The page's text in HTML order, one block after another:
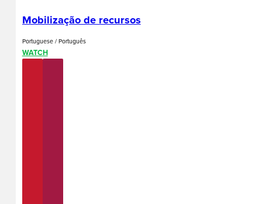
Mobilização de recursos
Portuguese / Português
WATCH